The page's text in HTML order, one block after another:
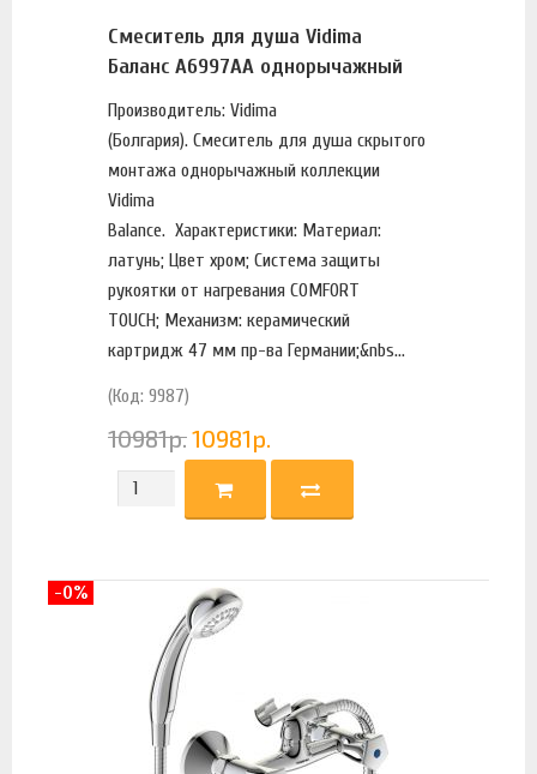
Смеситель для душа Vidima
Баланс A6997AA однорычажный
Производитель: Vidima
(Болгария). Смеситель для душа скрытого
монтажа однорычажный коллекции
Vidima
Balance. Характеристики: Материал:
латунь; Цвет хром; Система защиты
рукоятки от нагревания COMFORT
TOUCH; Механизм: керамический
картридж 47 мм пр-ва Германии;&nbs...
(Код: 9987)
10981р.10981р.
-0%